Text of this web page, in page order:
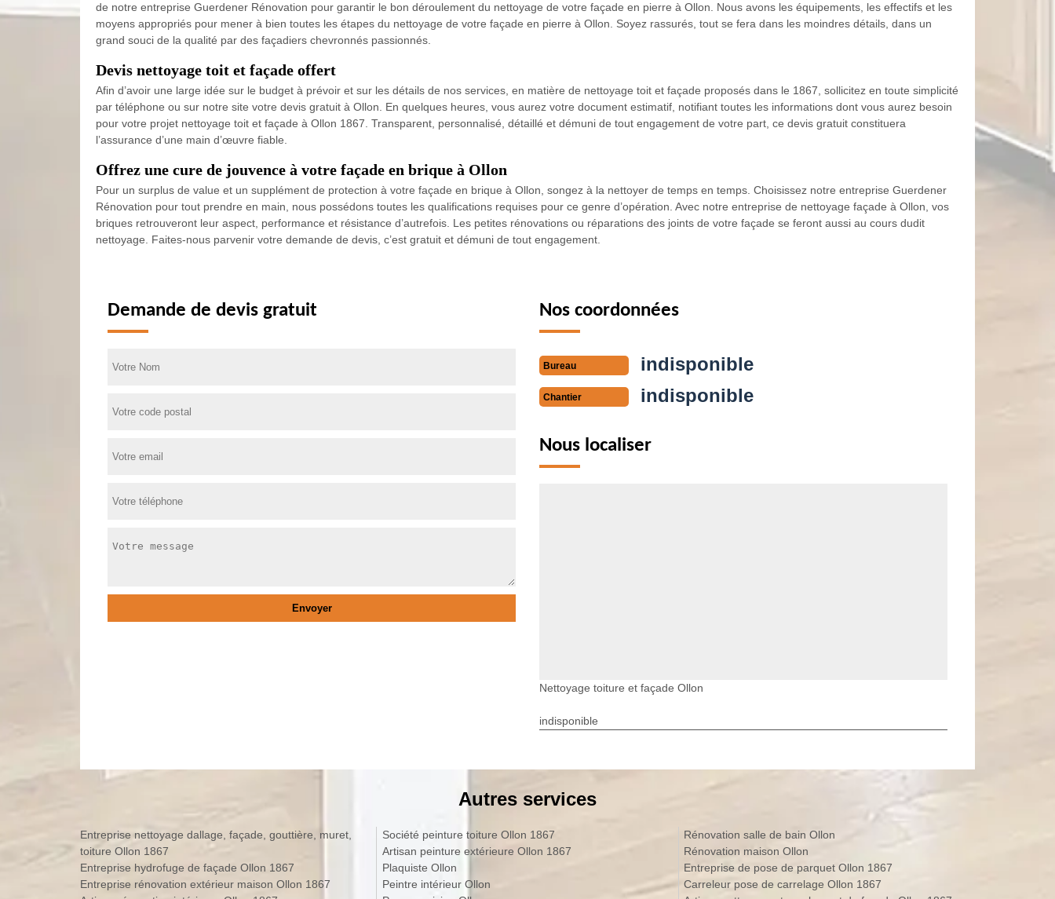
de notre entreprise Guerdener Rénovation pour garantir le bon déroulement du nettoyage de votre façade en pierre à Ollon. Nous avons les équipements, les effectifs et les
moyens appropriés pour mener à bien toutes les étapes du nettoyage de votre façade en pierre à Ollon. Soyez rassurés, tout se fera dans les moindres détails, dans un
grand souci de la qualité par des façadiers chevronnés passionnés.
Devis nettoyage toit et façade offert
Afin d’avoir une large idée sur le budget à prévoir et sur les détails de nos services, en matière de nettoyage toit et façade proposés dans le 1867, sollicitez en toute simplicité
par téléphone ou sur notre site votre devis gratuit à Ollon. En quelques heures, vous aurez votre document estimatif, notifiant toutes les informations dont vous aurez besoin
pour votre projet nettoyage toit et façade à Ollon 1867. Transparent, personnalisé, détaillé et démuni de tout engagement de votre part, ce devis gratuit constituera
l’assurance d’une main d’œuvre fiable.
Offrez une cure de jouvence à votre façade en brique à Ollon
Pour un surplus de value et un supplément de protection à votre façade en brique à Ollon, songez à la nettoyer de temps en temps. Choisissez notre entreprise Guerdener
Rénovation pour tout prendre en main, nous possédons toutes les qualifications requises pour ce genre d’opération. Avec notre entreprise de nettoyage façade à Ollon, vos
briques retrouveront leur aspect, performance et résistance d’autrefois. Les petites rénovations ou réparations des joints de votre façade se feront aussi au cours dudit
nettoyage. Faites-nous parvenir votre demande de devis, c’est gratuit et démuni de tout engagement.
Demande de devis gratuit Nos coordonnées
Bureau indisponible
Chantier indisponible
Nous localiser
Nettoyage toiture et façade Ollon
indisponible
Autres services
Entreprise nettoyage dallage, façade, gouttière, muret,
toiture Ollon 1867
Entreprise hydrofuge de façade Ollon 1867
Entreprise rénovation extérieur maison Ollon 1867
Société peinture toiture Ollon 1867
Artisan peinture extérieure Ollon 1867
Plaquiste Ollon
Peintre intérieur Ollon
Rénovation salle de bain Ollon
Rénovation maison Ollon
Entreprise de pose de parquet Ollon 1867
Carreleur pose de carrelage Ollon 1867